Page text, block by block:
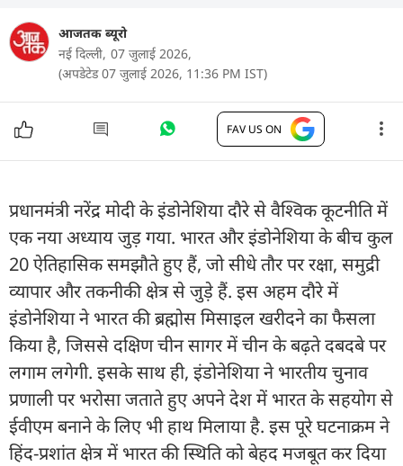
आजतक ब्यूरो
नई दिल्ली, 07 जुलाई 2026,
(अपडेटेड 07 जुलाई 2026, 11:36 PM IST)
FAV US ON
प्रधानमंत्री नरेंद्र मोदी के इंडोनेशिया दौरे से वैश्विक कूटनीति में
एक नया अध्याय जुड़ गया. भारत और इंडोनेशिया के बीच कुल
20 ऐतिहासिक समझौते हुए हैं, जो सीधे तौर पर रक्षा, समुद्री
व्यापार और तकनीकी क्षेत्र से जुड़े हैं. इस अहम दौरे में
इंडोनेशिया ने भारत की ब्रह्मोस मिसाइल खरीदने का फैसला
किया है, जिससे दक्षिण चीन सागर में चीन के बढ़ते दबदबे पर
लगाम लगेगी. इसके साथ ही, इंडोनेशिया ने भारतीय चुनाव
प्रणाली पर भरोसा जताते हुए अपने देश में भारत के सहयोग से
ईवीएम बनाने के लिए भी हाथ मिलाया है. इस पूरे घटनाक्रम ने
हिंद-प्रशांत क्षेत्र में भारत की स्थिति को बेहद मजबूत कर दिया